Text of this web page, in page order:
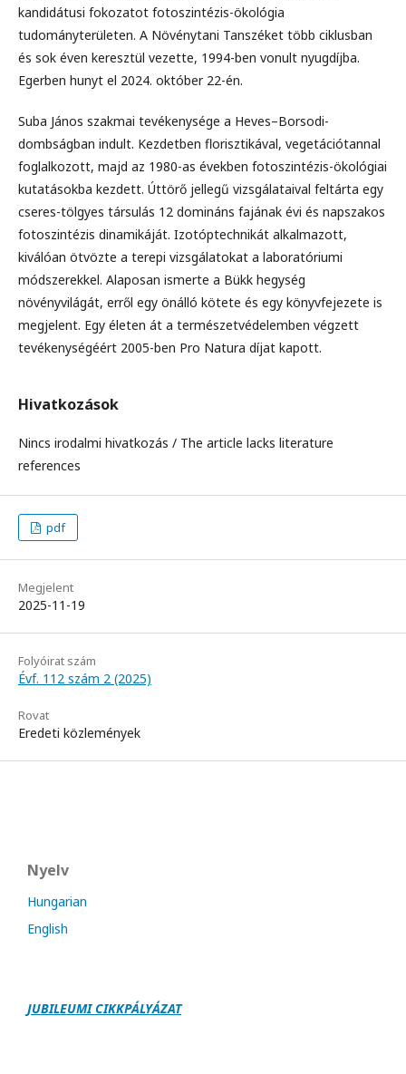
kandidátusi fokozatot fotoszintézis-ökológia
tudományterületen. A Növénytani Tanszéket több ciklusban
és sok éven keresztül vezette, 1994-ben vonult nyugdíjba.
Egerben hunyt el 2024. október 22-én.
Suba János szakmai tevékenysége a Heves–Borsodi-
dombságban indult. Kezdetben florisztikával, vegetációtannal
foglalkozott, majd az 1980-as években fotoszintézis-ökológiai
kutatásokba kezdett. Úttörő jellegű vizsgálataival feltárta egy
cseres-tölgyes társulás 12 domináns fajának évi és napszakos
fotoszintézis dinamikáját. Izotóptechnikát alkalmazott,
kiválóan ötvözte a terepi vizsgálatokat a laboratóriumi
módszerekkel. Alaposan ismerte a Bükk hegység
növényvilágát, erről egy önálló kötete és egy könyvfejezete is
megjelent. Egy életen át a természetvédelemben végzett
tevékenységéért 2005-ben Pro Natura díjat kapott.
Hivatkozások
Nincs irodalmi hivatkozás / The article lacks literature
references
pdf
Megjelent
2025-11-19
Folyóirat szám
Évf. 112 szám 2 (2025)
Rovat
Eredeti közlemények
Nyelv
Hungarian
English
JUBILEUMI CIKKPÁLYÁZAT